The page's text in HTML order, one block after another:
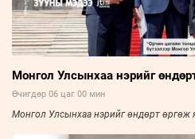
Монгол Улсынхаа нэрийг
Өчигдөр 06 цаг 00 мин
Монгол Улсынхаа нэрийг